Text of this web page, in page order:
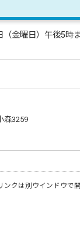
金曜日）午後5時
森3259
ンクは別ウインドウで